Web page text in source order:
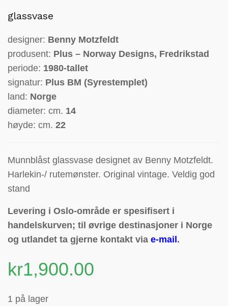
glassvase
designer: Benny Motzfeldt
produsent: Plus – Norway Designs, Fredrikstad
periode: 1980-tallet
signatur: Plus BM (Syrestemplet)
land: Norge
diameter: cm. 14
høyde: cm. 22
Munnblåst glassvase designet av Benny Motzfeldt.
Harlekin-/ rutemønster. Original vintage. Veldig god
stand
Levering i Oslo-område er spesifisert i
handelskurven; til øvrige destinasjoner i Norge
og utlandet ta gjerne kontakt via e-mail .
kr1,900.00
1 på lager